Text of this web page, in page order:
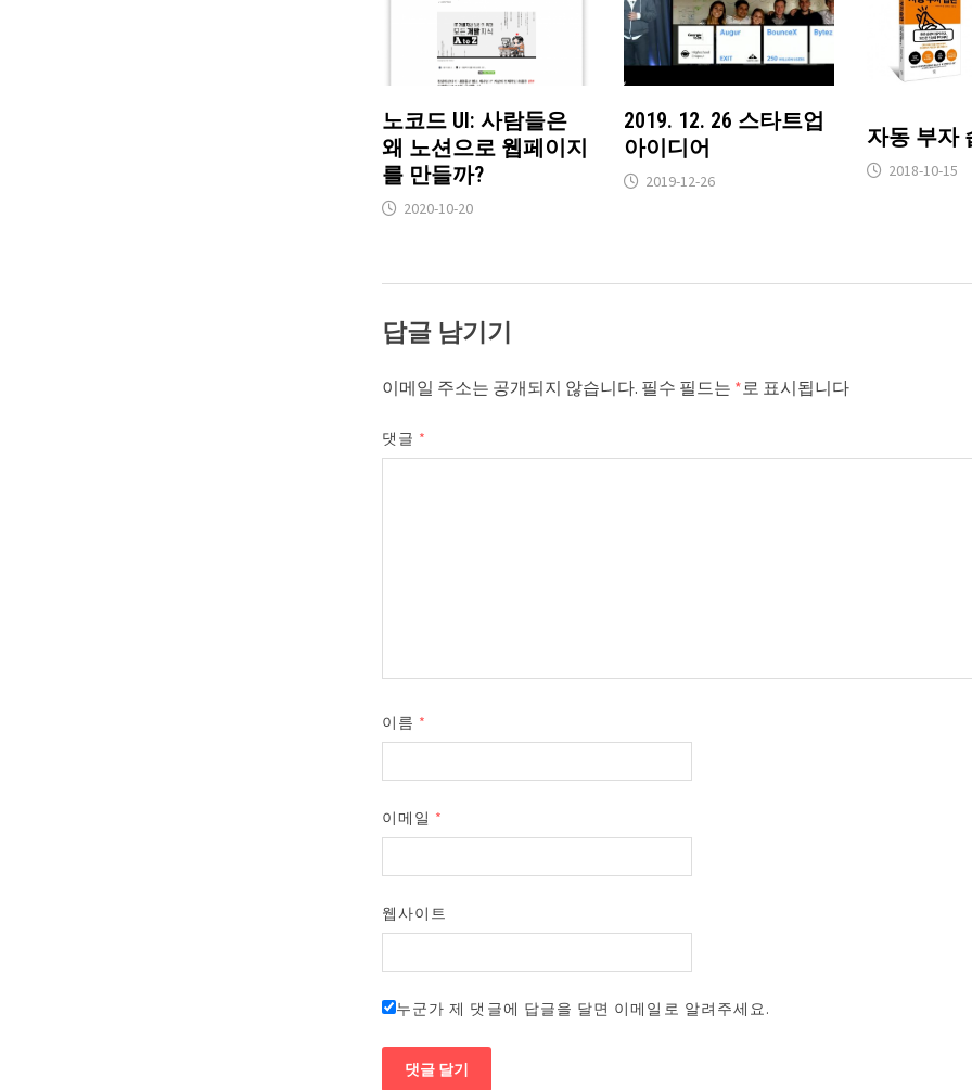
노코드 UI: 사람들은
왜 노션으로 웹페이지
를 만들까?
2020-10-20
2019. 12. 26 스타트업
아이디어
2019-12-26
자동 부자
2018-10-15
답글 남기기
이메일 주소는 공개되지 않습니다. 필수 필드는 *로 표시됩니다
댓글 *
이름 *
이메일 *
웹사이트
누군가 제 댓글에 답글을 달면 이메일로 알려주세요.